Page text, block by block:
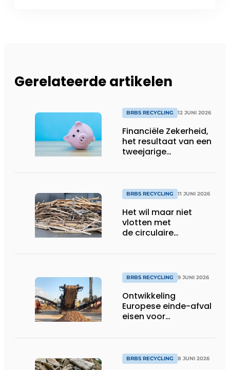
Gerelateerde artikelen
BRBS RECYCLING 12 JUNI 2026
Financiële Zekerheid,
het resultaat van een
tweejarige
BRBS RECYCLING 11 JUNI 2026
Het wil maar niet
vlotten met
de circulaire
BRBS RECYCLING 9 JUNI 2026
Ontwikkeling
Europese einde-afval
eisen voor
BRBS RECYCLING 8 JUNI 2026